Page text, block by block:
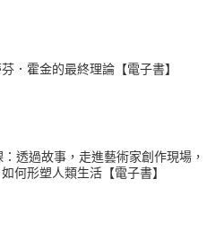
與衝突。
．霍金的最終理論【電子書】
透過故事，走進藝術家創作現場，
何形塑人類生活【電子書】